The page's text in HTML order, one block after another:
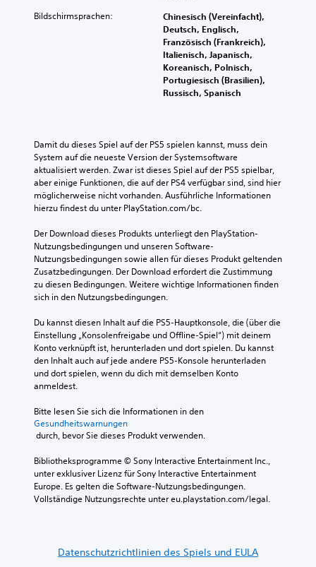
Bildschirmsprachen:
Chinesisch (Vereinfacht),
Deutsch, Englisch,
Französisch (Frankreich),
Italienisch, Japanisch,
Koreanisch, Polnisch,
Portugiesisch (Brasilien),
Russisch, Spanisch
Damit du dieses Spiel auf der PS5 spielen kannst, muss dein
System auf die neueste Version der Systemsoftware
aktualisiert werden. Zwar ist dieses Spiel auf der PS5 spielbar,
aber einige Funktionen, die auf der PS4 verfügbar sind, sind hier
möglicherweise nicht vorhanden. Ausführliche Informationen
hierzu findest du unter PlayStation.com/bc.
Der Download dieses Produkts unterliegt den PlayStation-
Nutzungsbedingungen und unseren Software-
Nutzungsbedingungen sowie allen für dieses Produkt geltenden
Zusatzbedingungen. Der Download erfordert die Zustimmung
zu diesen Bedingungen. Weitere wichtige Informationen finden
sich in den Nutzungsbedingungen.
Du kannst diesen Inhalt auf die PS5-Hauptkonsole, die (über die
Einstellung „Konsolenfreigabe und Offline-Spiel“) mit deinem
Konto verknüpft ist, herunterladen und dort spielen. Du kannst
den Inhalt auch auf jede andere PS5-Konsole herunterladen
und dort spielen, wenn du dich mit demselben Konto
anmeldest.
Bitte lesen Sie sich die Informationen in den
Gesundheitswarnungen
durch, bevor Sie dieses Produkt verwenden.
Bibliotheksprogramme © Sony Interactive Entertainment Inc.,
unter exklusiver Lizenz für Sony Interactive Entertainment
Europe. Es gelten die Software-Nutzungsbedingungen.
Vollständige Nutzungsrechte unter eu.playstation.com/legal.
Datenschutzrichtlinien des Spiels und EULA